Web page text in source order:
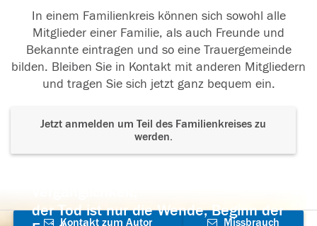
In einem Familienkreis können sich sowohl alle
Mitglieder einer Familie, als auch Freunde und
Bekannte eintragen und so eine Trauergemeinde
bilden. Bleiben Sie in Kontakt mit anderen Mitgliedern
und tragen Sie sich jetzt ganz bequem ein.
Jetzt anmelden um Teil des Familienkreises zu
werden.
der Tod ist nur die Wende, Beginn der
Kontakt zum Autor Missbrauch